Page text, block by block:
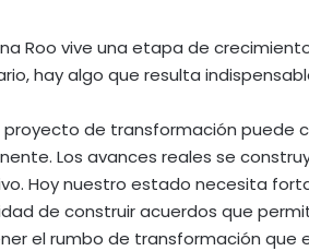
Roo vive una etapa de
hay algo que resulta
proyecto de transformación puede
Los avances reales se
Hoy nuestro estado necesita
de construir acuerdos que
el rumbo de transformación que